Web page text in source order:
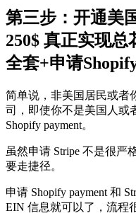
第三步：开通美
250$ 真正实现总
全套+申请
简单说，非美国居民或者
司，即使你不是美国人或
Shopify payment。
虽然申请 Stripe 不是很严
要走捷径。
申请 Shopify payment 和
EIN 信息就可以了，流程